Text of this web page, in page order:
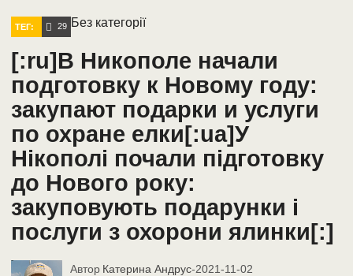
Без категорії
ТЕГ: 29
[:ru]В Никополе начали
подготовку к Новому году:
закупают подарки и услуги
по охране елки[:ua]У
Нікополі почали підготовку
до Нового року:
закуповують подарунки і
послуги з охорони ялинки[:]
Автор Катерина Андрус-2021-11-02